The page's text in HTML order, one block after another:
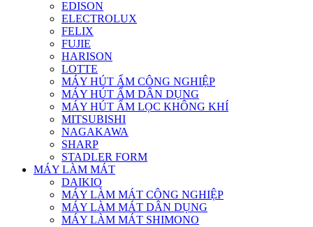
EDISON
ELECTROLUX
FELIX
FUJIE
HARISON
LOTTE
MÁY HÚT ẨM CÔNG NGHIỆP
MÁY HÚT ẨM DÂN DỤNG
MÁY HÚT ẨM LỌC KHÔNG KHÍ
MITSUBISHI
NAGAKAWA
SHARP
STADLER FORM
MÁY LÀM MÁT
DAIKIO
MÁY LÀM MÁT CÔNG NGHIỆP
MÁY LÀM MÁT DÂN DỤNG
MÁY LÀM MÁT SHIMONO